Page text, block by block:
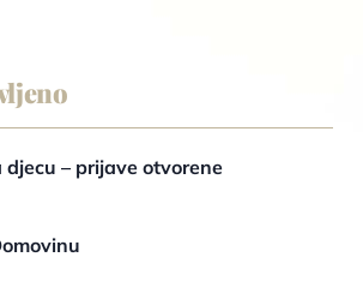
– prijave otvorene